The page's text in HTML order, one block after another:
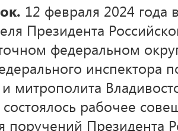
12 февраля 2024 года
Президента
федеральном
митрополита
рабочее
поручений Президента